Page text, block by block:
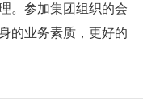
。参加集团组织的会
的业务素质，更好的